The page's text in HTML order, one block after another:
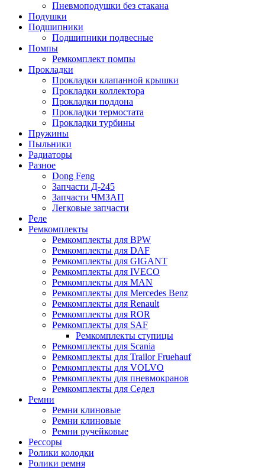
Пневмоподушки без стакана
Подушки
Подшипники
Подшипники подвесные
Помпы
Ремкомплект помпы
Прокладки
Прокладки клапанной крышки
Прокладки коллектора
Прокладки поддона
Прокладки термостата
Прокладки турбины
Пружины
Пыльники
Радиаторы
Разное
Dong Feng
Запчасти Д-245
Запчасти ЧМЗАП
Легковые запчасти
Реле
Ремкомплекты
Ремкомплекты для BPW
Ремкомплекты для DAF
Ремкомплекты для GIGANT
Ремкомплекты для IVECO
Ремкомплекты для MAN
Ремкомплекты для Mercedes Benz
Ремкомплекты для Renault
Ремкомплекты для ROR
Ремкомплекты для SAF
Ремкомплекты ступицы
Ремкомплекты для Scania
Ремкомплекты для Trailor Fruehauf
Ремкомплекты для VOLVO
Ремкомплекты для пневмокранов
Ремкомплекты для Седел
Ремни
Ремни клиновые
Ремни клиновые
Ремни ручейковые
Рессоры
Ролики колодки
Ролики ремня